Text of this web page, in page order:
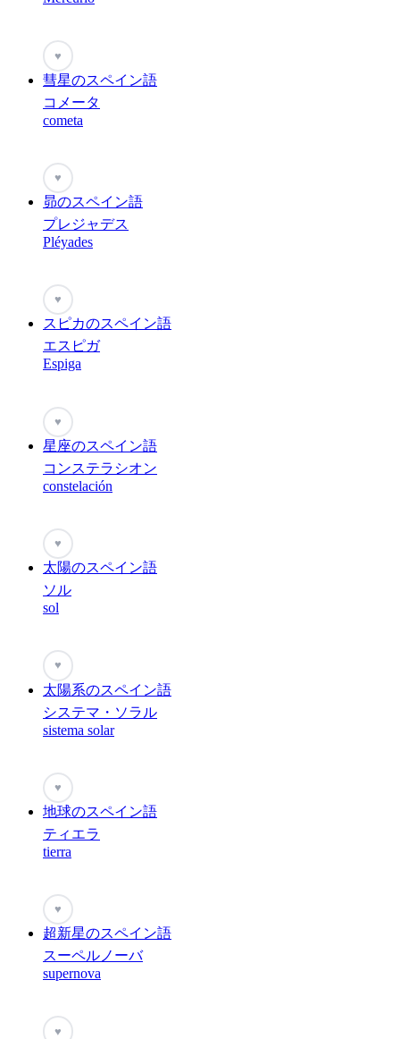
♥
彗星のスペイン語
コメータ
cometa
♥
昴のスペイン語
プレジャデス
Pléyades
♥
スピカのスペイン語
エスピガ
Espiga
♥
星座のスペイン語
コンステラシオン
constelación
♥
太陽のスペイン語
ソル
sol
♥
太陽系のスペイン語
システマ・ソラル
sistema solar
♥
地球のスペイン語
ティエラ
tierra
♥
超新星のスペイン語
スーペルノーバ
supernova
♥